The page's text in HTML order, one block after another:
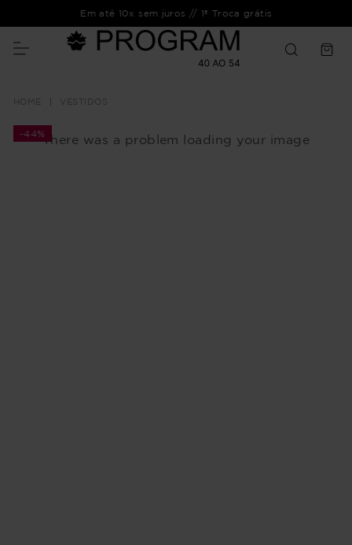
Em até 10x sem juros // 1ª Troca grátis
VESTIDOS
There was a problem loading your image
-44%